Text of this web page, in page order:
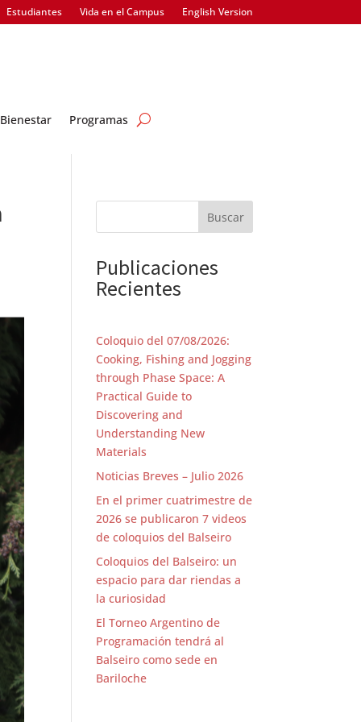
Estudiantes Vida en el Campus English Version
Bienestar Programas
Buscar
Publicaciones
Recientes
Coloquio del 07/08/2026:
Cooking, Fishing and Jogging
through Phase Space: A
Practical Guide to
Discovering and
Understanding New
Materials
Noticias Breves – Julio 2026
En el primer cuatrimestre de
2026 se publicaron 7 videos
de coloquios del Balseiro
Coloquios del Balseiro: un
espacio para dar riendas a
la curiosidad
El Torneo Argentino de
Programación tendrá al
Balseiro como sede en
Bariloche